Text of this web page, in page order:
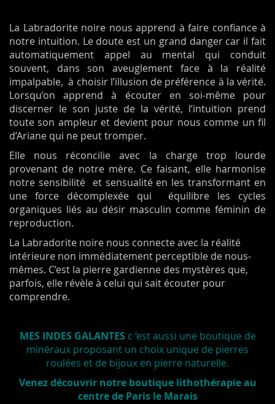
La Labradorite noire nous apprend à faire confiance à
notre intuition. Le doute est un grand danger car il fait
automatiquement appel au mental qui conduit
souvent, dans son aveuglement face à la réalité
impalpable, à choisir l’illusion de préférence à la vérité.
Lorsqu’on apprend à écouter en soi-même pour
discerner le son juste de la vérité, l’intuition prend
toute son ampleur et devient pour nous comme un fil
d’Ariane qui ne peut tromper.
Elle nous réconcilie avec la charge trop lourde
provenant de notre mère. Ce faisant, elle harmonise
notre sensibilité et sensualité en les transformant en
une force décomplexée qui équilibre les cycles
organiques liés au désir masculin comme féminin de
reproduction.
La Labradorite noire nous connecte avec la réalité
intérieure non immédiatement perceptible de nous-
mêmes. C’est la pierre gardienne des mystères que,
parfois, elle révèle à celui qui sait écouter pour
comprendre.
MES INDES GALANTES c ‘est aussi une boutique de
minéraux proposant un choix unique de pierres
roulées et de bijoux en pierre naturelle.
Venez découvrir notre boutique lithothérapie au
centre de Paris le Marais